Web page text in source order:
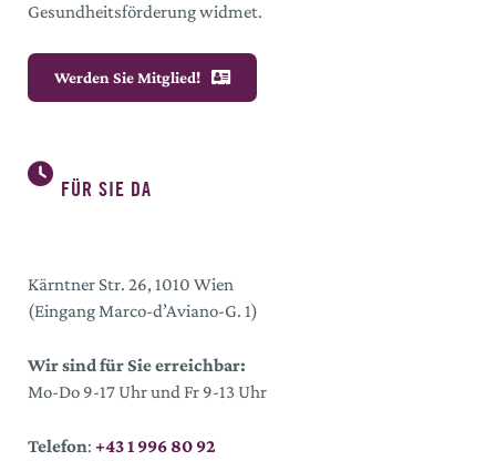
Gesundheitsförderung widmet.
Werden Sie Mitglied!
FÜR SIE DA
Kärntner Str. 26, 1010 Wien
(Eingang Marco-d’Aviano-G. 1)
Wir sind für Sie erreichbar:
Mo-Do 9-17 Uhr und Fr 9-13 Uhr
Telefon: +43 1 996 80 92